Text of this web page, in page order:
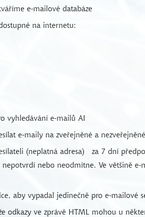
e-mailové databáze
na internetu:
vyhledávání e-mailů AI
e-maily na zveřejněné a
(neplatná adresa)
za 7 dní
nebo neodmítne. Ve většině
aby vypadal jedinečně pro e-mailové
odkazy ve zprávě HTML mohou u